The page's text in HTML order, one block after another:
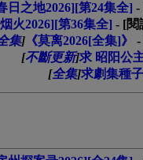
日之地2026][第24集全] -
火2026][第36集全] - [閱
集] 《莫离2026[全集]》 -
[不斷更新]求 昭阳公
[全集]求劇集種